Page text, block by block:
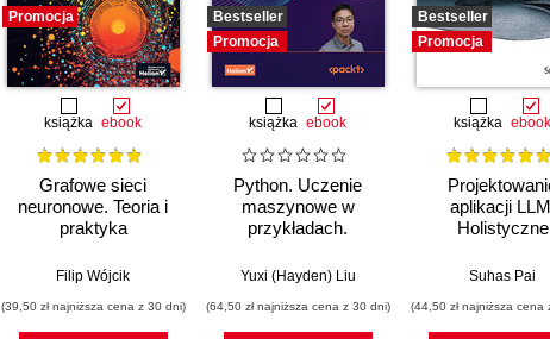
Promocja
książka ebook
Grafowe sieci
neuronowe. Teoria i
praktyka
Filip Wójcik
(39,50 zł najniższa cena z 30 dni)
Bestseller
Promocja
książka ebook
Python. Uczenie
maszynowe w
przykładach.
realnych
Wydanie IV
Yuxi (Hayden) Liu
(64,50 zł najniższa cena z 30 dni)
Bestseller
Promocja
książka ebook
aplikacji
Holistyczne
modeliSuhas Pai
(44,50 zł najniższa cena